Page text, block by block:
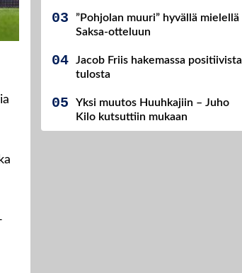
”Pohjolan muuri” hyvällä mielellä
Saksa-otteluun
Jacob Friis hakemassa positiivista
tulosta
Yksi muutos Huuhkajiin – Juho
Kilo kutsuttiin mukaan